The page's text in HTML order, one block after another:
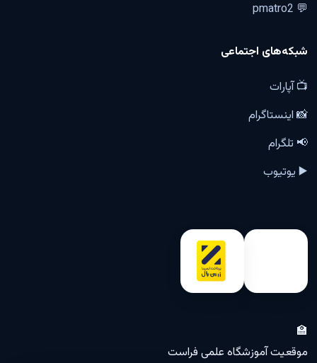
💬 pmatro2
شبکه‌های اجتماعی
📺 آپارات
📸 اینستاگرام
📢 تلگرام
▶️ یوتیوب
🏫
موقعیت آموزشگاه علمی فراست